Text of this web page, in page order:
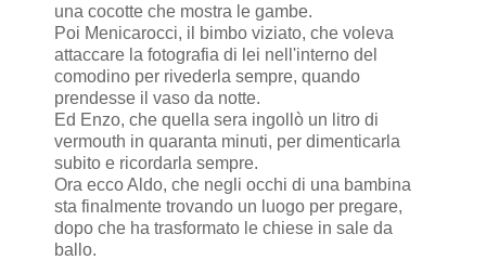
una cocotte che mostra le gambe.
Poi Menicarocci, il bimbo viziato, che voleva
attaccare la fotografia di lei nell'interno del
comodino per rivederla sempre, quando
prendesse il vaso da notte.
Ed Enzo, che quella sera ingollò un litro di
vermouth in quaranta minuti, per dimenticarla
subito e ricordarla sempre.
Ora ecco Aldo, che negli occhi di una bambina
sta finalmente trovando un luogo per pregare,
dopo che ha trasformato le chiese in sale da
ballo.